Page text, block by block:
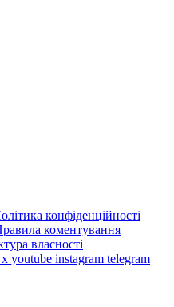
конфіденційності
коментування
власності
x youtube instagram telegram